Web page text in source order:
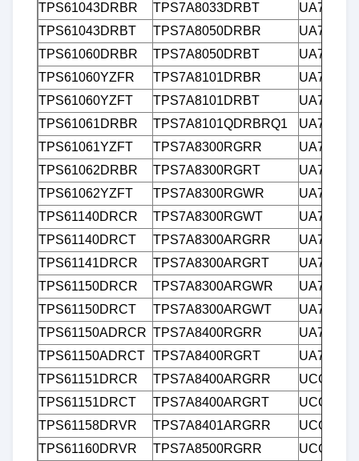
TPS61043DRBR
TPS7A8033DRBT
TPS61043DRBT
TPS7A8050DRBR
TPS61060DRBR
TPS7A8050DRBT
TPS61060YZFR
TPS7A8101DRBR
TPS61060YZFT
TPS7A8101DRBT
TPS61061DRBR
TPS7A8101QDRBRQ1
TPS61061YZFT
TPS7A8300RGRR
TPS61062DRBR
TPS7A8300RGRT
TPS61062YZFT
TPS7A8300RGWR
TPS61140DRCR
TPS7A8300RGWT
TPS61140DRCT
TPS7A8300ARGRR
TPS61141DRCR
TPS7A8300ARGRT
TPS61150DRCR
TPS7A8300ARGWR
TPS61150DRCT
TPS7A8300ARGWT
TPS61150ADRCR TPS7A8400RGRR
TPS61150ADRCT TPS7A8400RGRT
TPS61151DRCR
TPS7A8400ARGRR
TPS61151DRCT
TPS7A8400ARGRT
TPS61158DRVR
TPS7A8401ARGRR
TPS61160DRVR
TPS7A8500RGRR